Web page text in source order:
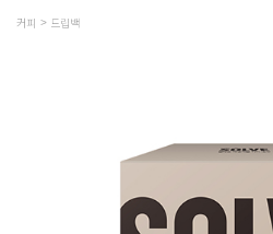
커피 드립백